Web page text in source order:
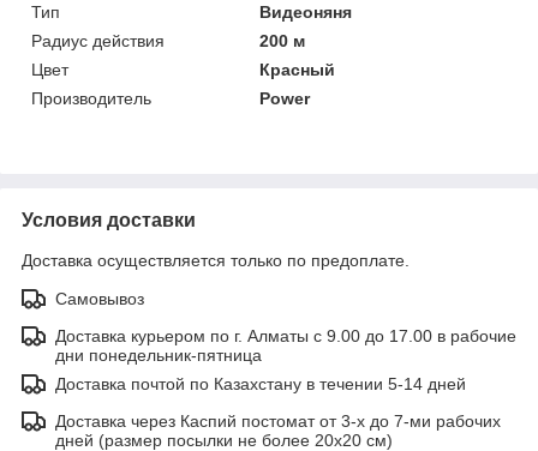
Тип
Видеоняня
Радиус действия
200 м
Цвет
Красный
Производитель
Power
Условия доставки
Доставка осуществляется только по предоплате.
Самовывоз
Доставка курьером по г. Алматы с 9.00 до 17.00 в рабочие
дни понедельник-пятница
Доставка почтой по Казахстану в течении 5-14 дней
Доставка через Каспий постомат от 3-х до 7-ми рабочих
дней (размер посылки не более 20х20 см)